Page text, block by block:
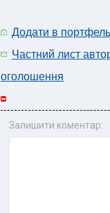
Додати в портфель
Частний лист
оголошення
Залишити коментар: